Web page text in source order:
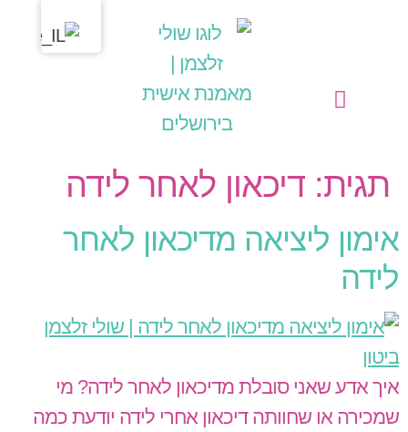
תגית: דיכאון לאחר לידה
אימון ליציאה מדיכאון לאחר
לידה
איך אדע שאני סובלת מדיכאון לאחר לידה? מי
שמכירה או שחוותה דיכאון אחרי לידה יודעת כמה